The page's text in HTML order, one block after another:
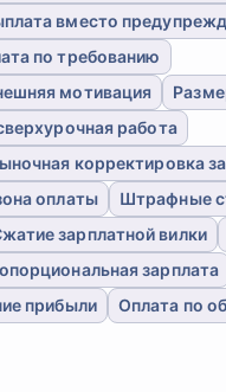
вместо
по требованию
мотивация
работа
корректировка
оплаты
Штрафные
зарплатной вилки
зарплата
прибыли
Оплата по